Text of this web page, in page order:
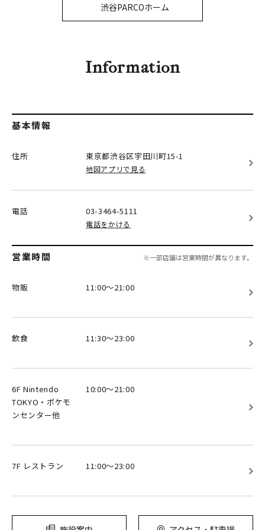
渋谷PARCOホーム
Information
基本情報
住所 東京都渋谷区宇田川町15-1
地図アプリで見る
電話 03-3464-5111
電話をかける
営業時間 ※一部店舗は営業時間が異なります。
物販 11:00～21:00
飲食 11:30～23:00
6F Nintendo
TOKYO・ポケモ
ンセンター他
10:00～21:00
7F レストラン 11:00～23:00